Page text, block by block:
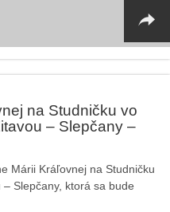
na Studničku vo
– Slepčany –
Márii Kráľovnej na Studničku
Slepčany, ktorá sa bude